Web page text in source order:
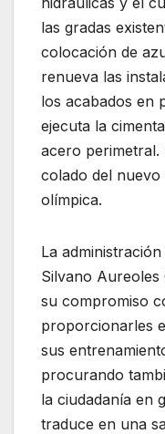
las gradas
colocación de
renueva las
los acabados en
ejecuta la
acero
colado del
olímpica.
La
Silvano
su compromiso
proporcionarles
sus
procurando
la ciudadanía en
traduce en una